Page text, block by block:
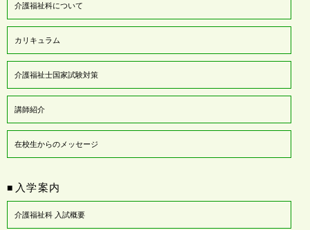
介護福祉科について
カリキュラム
介護福祉士国家試験対策
講師紹介
在校生からのメッセージ
■ 入学案内
介護福祉科 入試概要